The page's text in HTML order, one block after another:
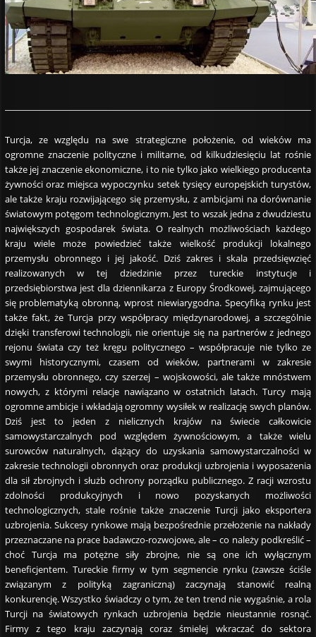
Turcja, ze względu na swe strategiczne położenie, od wieków ma
ogromne znaczenie polityczne i militarne, od kilkudziesięciu lat rośnie
także jej znaczenie ekonomiczne, i to nie tylko jako wielkiego producenta
żywności oraz miejsca wypoczynku setek tysięcy europejskich turystów,
ale także kraju rozwijającego się przemysłu, z ambicjami na dorównanie
światowym potęgom technologicznym. Jest to wszak jedna z dwudziestu
największych gospodarek świata. O realnych możliwościach każdego
kraju wiele może powiedzieć także wielkość produkcji lokalnego
przemysłu obronnego i jej jakość. Dziś zakres i skala przedsięwzięć
realizowanych w tej dziedzinie przez tureckie instytucje i
przedsiębiorstwa jest dla dziennikarza z Europy Środkowej, zajmującego
się problematyką obronną, wprost niewiarygodna. Specyfiką rynku jest
także fakt, że Turcja przy współpracy międzynarodowej, a szczególnie
dzięki transferowi technologii, nie orientuje się na partnerów z jednego
rejonu świata czy też kręgu politycznego – współpracuje nie tylko ze
swymi historycznymi, czasem od wieków, partnerami w zakresie
przemysłu obronnego, czy szerzej – wojskowości, ale także mnóstwem
nowych, z którymi relacje nawiązano w ostatnich latach. Turcy mają
ogromne ambicje i wkładają ogromny wysiłek w realizację swych planów.
Dziś jest to jeden z nielicznych krajów na świecie całkowicie
samowystarczalnych pod względem żywnościowym, a także wielu
surowców naturalnych, dążący do uzyskania samowystarczalności w
zakresie technologii obronnych oraz produkcji uzbrojenia i wyposażenia
dla sił zbrojnych i służb ochrony porządku publicznego. Z racji wzrostu
zdolności produkcyjnych i nowo pozyskanych możliwości
technologicznych, stale rośnie także znaczenie Turcji jako eksportera
uzbrojenia. Sukcesy rynkowe mają bezpośrednie przełożenie na nakłady
przeznaczane na prace badawczo-rozwojowe, ale – co należy podkreślić –
choć Turcja ma potężne siły zbrojne, nie są one ich wyłącznym
beneficjentem. Tureckie firmy w tym segmencie rynku (zawsze ściśle
związanym z polityką zagraniczną) zaczynają stanowić realną
konkurencję. Wszystko świadczy o tym, że ten trend nie wygaśnie, a rola
Turcji na światowych rynkach uzbrojenia będzie nieustannie rosnąć.
Firmy z tego kraju zaczynają coraz śmielej wkraczać do sektora